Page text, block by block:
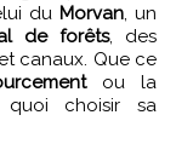
du Morvan, un
de forêts, des
canaux. Que ce
ou la
choisir sa